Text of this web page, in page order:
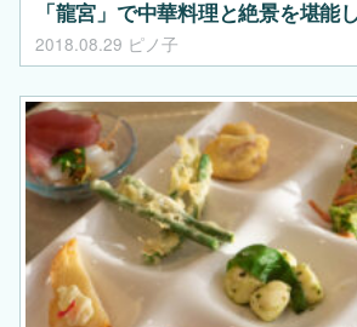
「龍宮」で中華料理と絶景を堪能
2018.08.29 ピノ子